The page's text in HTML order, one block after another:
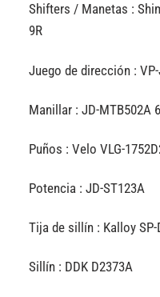
Shifters / Manetas :
9R
Juego de dirección : VP-
Manillar : JD-MTB502A
Puños : Velo VLG-
Potencia : JD-ST123A
Tija de sillín : Kalloy SP-
Sillín : DDK D2373A